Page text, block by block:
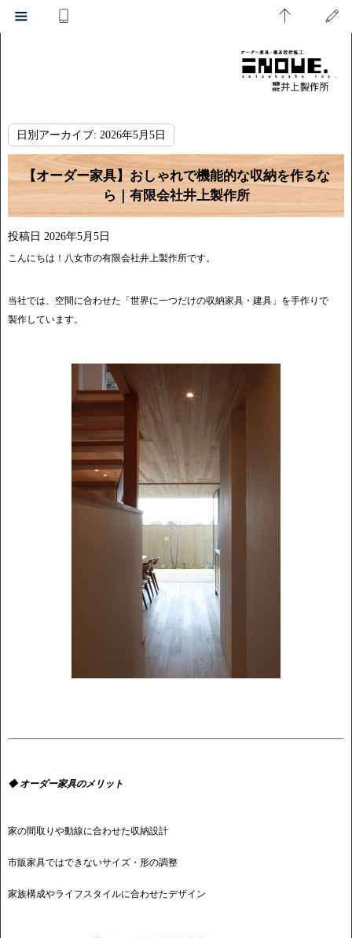
日別アーカイブ: 2026年5月5日
【オーダー家具】おしゃれで機能的な収納を作るな
ら｜有限会社井上製作所
投稿日 2026年5月5日
こんにちは！八女市の有限会社井上製作所です。
当社では、空間に合わせた「世界に一つだけの収納家具・建具」を手作りで
製作しています。
◆ オーダー家具のメリット
家の間取りや動線に合わせた収納設計
市販家具ではできないサイズ・形の調整
家族構成やライフスタイルに合わせたデザイン